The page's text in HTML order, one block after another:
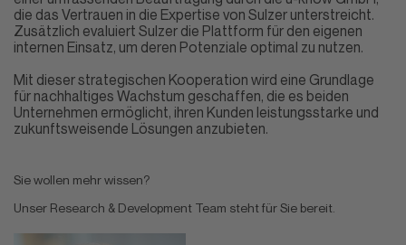
die das Vertrauen in die Expertise von Sulzer unterstreicht.
Zusätzlich evaluiert Sulzer die Plattform für den eigenen
internen Einsatz, um deren Potenziale optimal zu nutzen.
Mit dieser strategischen Kooperation wird eine Grundlage
für nachhaltiges Wachstum geschaffen, die es beiden
Unternehmen ermöglicht, ihren Kunden leistungsstarke und
zukunftsweisende Lösungen anzubieten.
Sie wollen mehr wissen?
Unser Research & Development Team steht für Sie bereit.